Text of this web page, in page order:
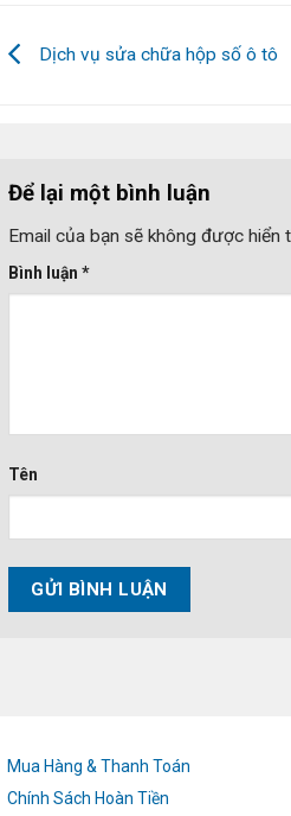
Dịch vụ sửa chữa hộp số ô tô
Để lại một bình luận
Email của bạn sẽ không được hiển
Bình luận *
Tên
Mua Hàng & Thanh Toán
Chính Sách Hoàn Tiền